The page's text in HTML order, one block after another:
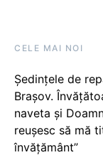
CELE MAI NOI
Ședințele de
Brașov.
naveta și
reușesc să mă
învățământ”